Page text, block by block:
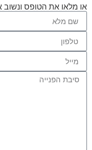
או מלאו את הטופס